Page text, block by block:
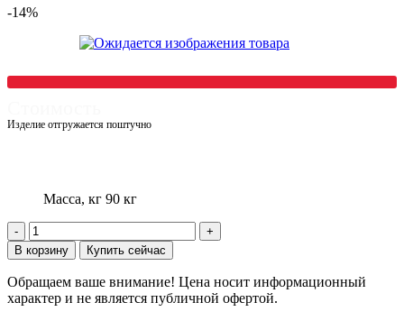
-14%
Изделие отгружается поштучно
Масса, кг 90 кг
Количество
товара
Люк
железобетонный
типа
В корзину Купить сейчас
Обращаем ваше внимание! Цена носит информационный
характер и не является публичной офертой.